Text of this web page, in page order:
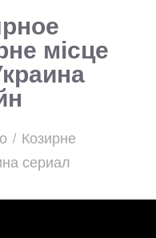
місце
/ Козирне
сериал